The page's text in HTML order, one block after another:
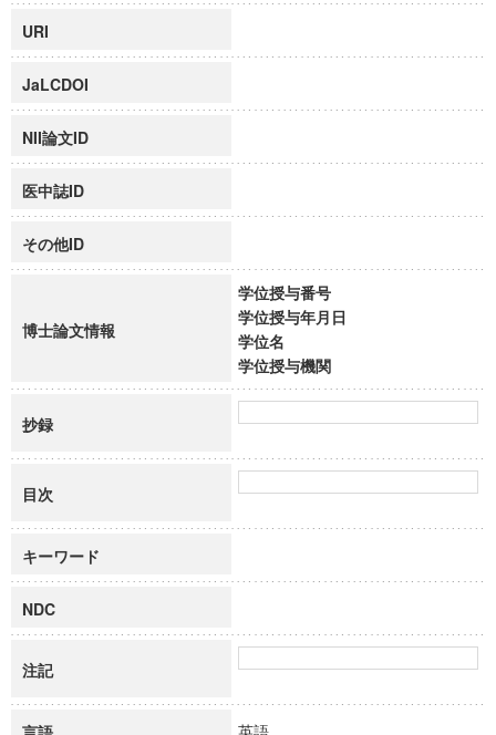
URI
JaLCDOI
NII論文ID
医中誌ID
その他ID
博士論文情報
学位授与番号
学位授与年月日
学位名
学位授与機関
抄録
目次
キーワード
NDC
注記
英語